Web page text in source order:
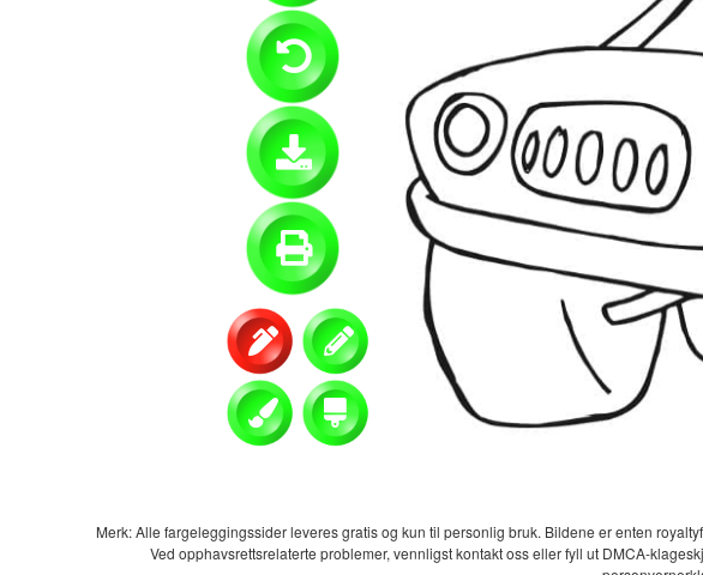
Merk: Alle fargeleggingssider leveres gratis og kun til personlig bruk. Bildene er enten
Ved opphavsrettsrelaterte problemer, vennligst kontakt oss eller fyll ut DMCA-